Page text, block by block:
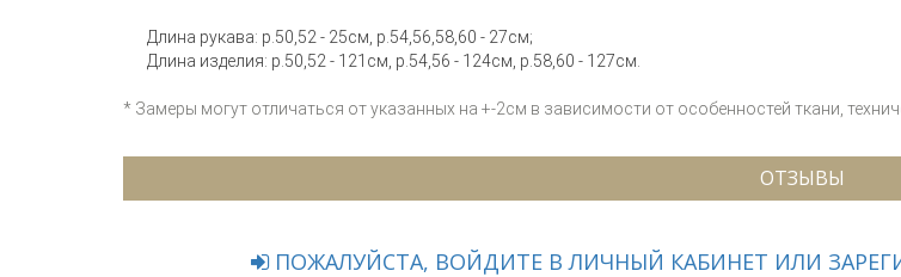
Длина рукава: р.50,52 - 25см, р.54,56,58,60 - 27см;
Длина изделия: р.50,52 - 121см, р.54,56 - 124см, р.58,60 - 127см.
* Замеры могут отличаться от указанных на +-2см в зависимости от особенностей ткани,
ОТЗЫВЫ
ПОЖАЛУЙСТА, ВОЙДИТЕ В ЛИЧНЫЙ КАБИНЕТ ИЛИ